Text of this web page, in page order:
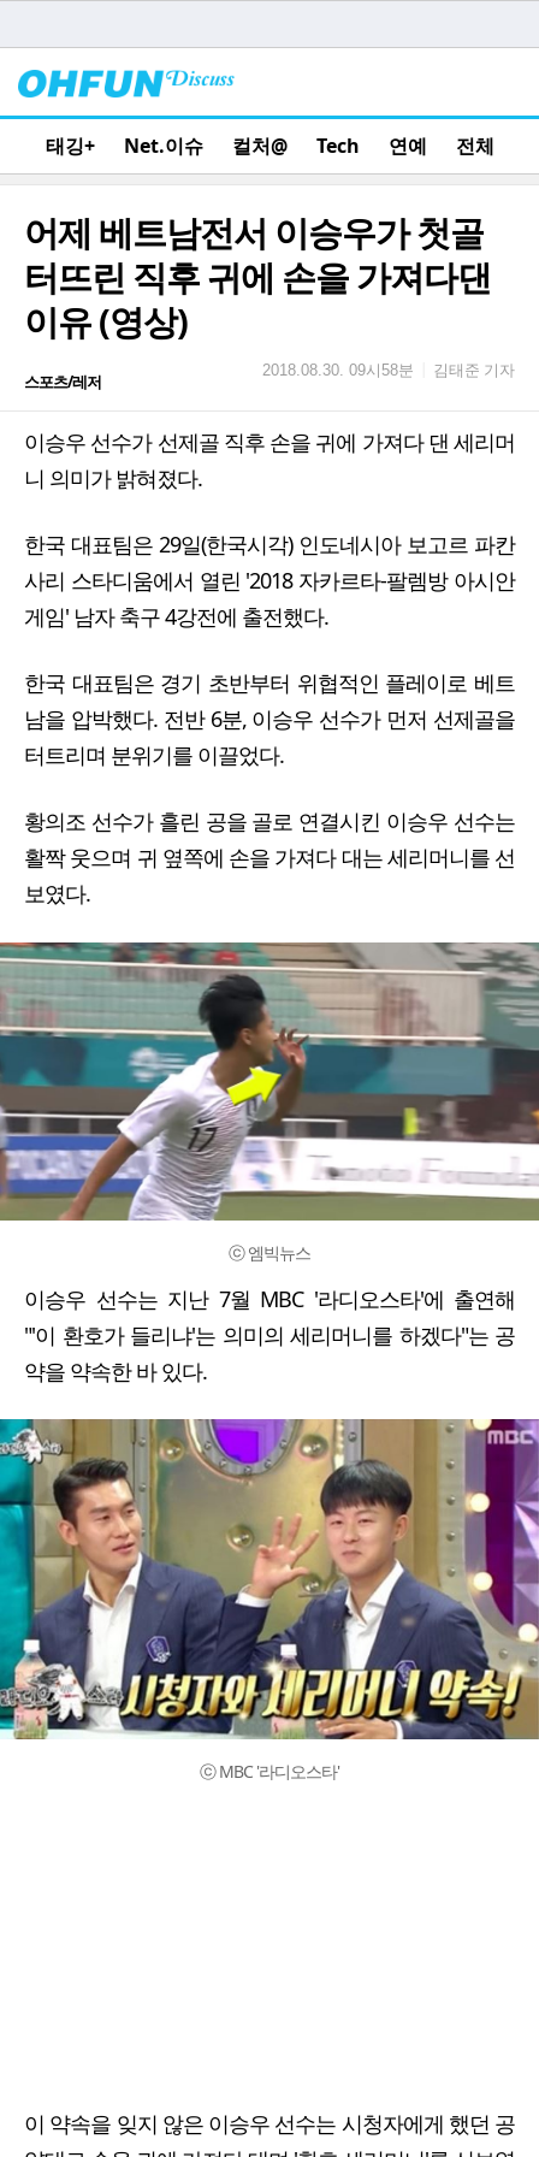
태깅+ Net.이슈 컬처@ Tech 연예 전체
어제 베트남전서 이승우가 첫골
터뜨린 직후 귀에 손을 가져다댄
이유 (영상)
스포츠/레저
2018.08.30. 09시58분 김태준 기자
이승우 선수가 선제골 직후 손을 귀에 가져다 댄 세리머
니 의미가 밝혀졌다.
한국 대표팀은 29일(한국시각) 인도네시아 보고르 파칸
사리 스타디움에서 열린 '2018 자카르타-팔렘방 아시안
게임' 남자 축구 4강전에 출전했다.
한국 대표팀은 경기 초반부터 위협적인 플레이로 베트
남을 압박했다. 전반 6분, 이승우 선수가 먼저 선제골을
터트리며 분위기를 이끌었다.
황의조 선수가 흘린 공을 골로 연결시킨 이승우 선수는
활짝 웃으며 귀 옆쪽에 손을 가져다 대는 세리머니를 선
보였다.
ⓒ 엠빅뉴스
이승우 선수는 지난 7월 MBC '라디오스타'에 출연해
"'이 환호가 들리냐'는 의미의 세리머니를 하겠다"는 공
약을 약속한 바 있다.
ⓒ MBC '라디오스타'
이 약속을 잊지 않은 이승우 선수는 시청자에게 했던 공